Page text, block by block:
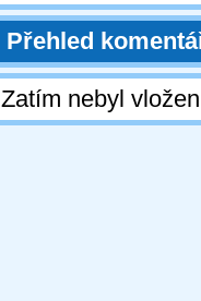
Přehled
Zatím nebyl